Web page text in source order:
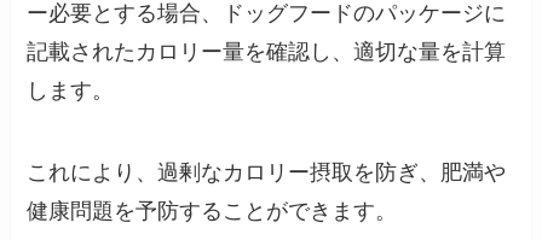
ー必要とする場合、ドッグフードのパッケージに
記載されたカロリー量を確認し、適切な量を計算
します。
これにより、過剰なカロリー摂取を防ぎ、肥満や
健康問題を予防することができます。